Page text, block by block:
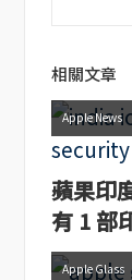
相關文章
Apple News
蘋果印
有 1 部
Apple Glass